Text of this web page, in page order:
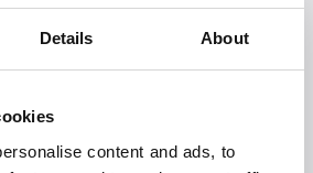
Details About
content and ads, to
i vannet
uker eller til ca. 60 liter vann